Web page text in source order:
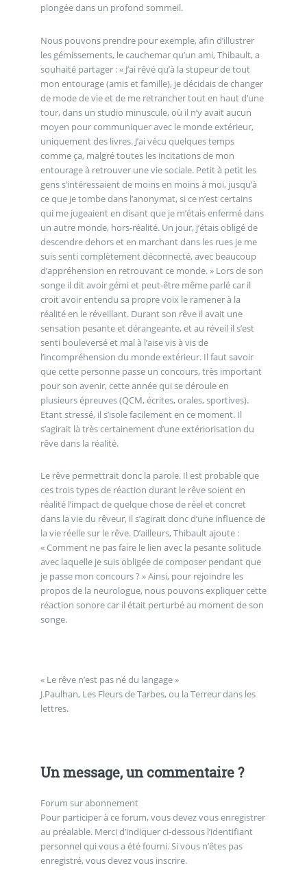
plongée dans un profond sommeil.
Nous pouvons prendre pour exemple, afin d’illustrer
les gémissements, le cauchemar qu’un ami, Thibault, a
souhaité partager : « J’ai rêvé qu’à la stupeur de tout
mon entourage (amis et famille), je décidais de changer
de mode de vie et de me retrancher tout en haut d’une
tour, dans un studio minuscule, où il n’y avait aucun
moyen pour communiquer avec le monde extérieur,
uniquement des livres. J’ai vécu quelques temps
comme ça, malgré toutes les incitations de mon
entourage à retrouver une vie sociale. Petit à petit les
gens s’intéressaient de moins en moins à moi, jusqu’à
ce que je tombe dans l’anonymat, si ce n’est certains
qui me jugeaient en disant que je m’étais enfermé dans
un autre monde, hors-réalité. Un jour, j’étais obligé de
descendre dehors et en marchant dans les rues je me
suis senti complètement déconnecté, avec beaucoup
d’appréhension en retrouvant ce monde. » Lors de son
songe il dit avoir gémi et peut-être même parlé car il
croit avoir entendu sa propre voix le ramener à la
réalité en le réveillant. Durant son rêve il avait une
sensation pesante et dérangeante, et au réveil il s’est
senti bouleversé et mal à l’aise vis à vis de
l’incompréhension du monde extérieur. Il faut savoir
que cette personne passe un concours, très important
pour son avenir, cette année qui se déroule en
plusieurs épreuves (QCM, écrites, orales, sportives).
Etant stressé, il s’isole facilement en ce moment. Il
s’agirait là très certainement d’une extériorisation du
rêve dans la réalité.
Le rêve permettrait donc la parole. Il est probable que
ces trois types de réaction durant le rêve soient en
réalité l’impact de quelque chose de réel et concret
dans la vie du rêveur, il s’agirait donc d’une influence de
la vie réelle sur le rêve. D’ailleurs, Thibault ajoute :
« Comment ne pas faire le lien avec la pesante solitude
avec laquelle je suis obligée de composer pendant que
je passe mon concours ? » Ainsi, pour rejoindre les
propos de la neurologue, nous pouvons expliquer cette
réaction sonore car il était perturbé au moment de son
songe.
« Le rêve n’est pas né du langage »
J.Paulhan, Les Fleurs de Tarbes, ou la Terreur dans les
lettres.
Un message, un commentaire ?
Forum sur abonnement
Pour participer à ce forum, vous devez vous enregistrer
au préalable. Merci d’indiquer ci-dessous l’identifiant
personnel qui vous a été fourni. Si vous n’êtes pas
enregistré, vous devez vous inscrire.